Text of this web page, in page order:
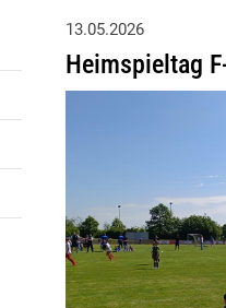
13.05.2026
Heimspieltag